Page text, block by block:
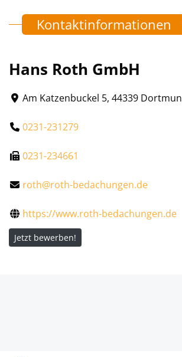
Kontaktinformationen
Hans Roth GmbH
Am Katzenbuckel 5, 44339
0231-231279
0231-234661
roth@roth-bedachungen.de
https://www.roth-bedachungen.de
Jetzt bewerben!